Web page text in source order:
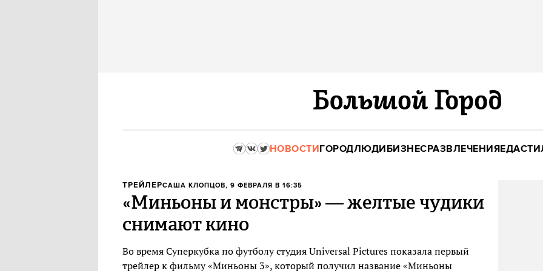
НОВОСТИГОРОДЛЮДИБИЗНЕСРАЗВЛЕЧЕНИЯЕДА
ТРЕЙЛЕРСАША КЛОПЦОВ, 9 ФЕВРАЛЯ В 16:35
«Миньоны и монстры» — желтые чудики
снимают кино
Во время Суперкубка по футболу студия Universal Pictures показала первый
трейлер к фильму «Миньоны 3», который получил название «Миньоны